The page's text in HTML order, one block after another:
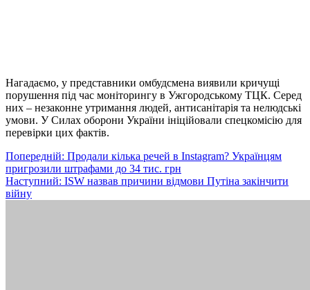
Нагадаємо, у представники омбудсмена виявили кричущі
порушення під час моніторингу в Ужгородському ТЦК. Серед
них – незаконне утримання людей, антисанітарія та нелюдські
умови. У Силах оборони України ініційовали спецкомісію для
перевірки цих фактів.
Навігація
записів
Попередній: Продали кілька речей в Instagram? Українцям
пригрозили штрафами до 34 тис. грн
Наступний: ISW назвав причини відмови Путіна закінчити
війну